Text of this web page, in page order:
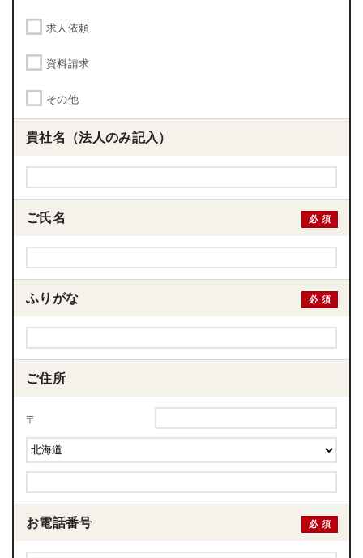
求人依頼
資料請求
その他
貴社名 （法人のみ記入）
ご氏名 必須
ふりがな 必須
ご住所
〒
お電話番号 必須